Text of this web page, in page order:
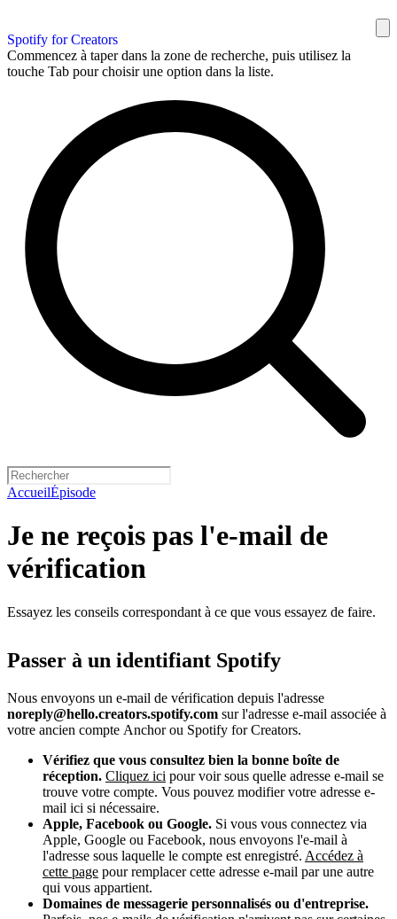
Spotify for Creators
Commencez à taper dans la zone de recherche, puis utilisez la
touche Tab pour choisir une option dans la liste.
AccueilÉpisode
Je ne reçois pas l'e-mail de
vérification
Essayez les conseils correspondant à ce que vous essayez de faire.
Passer à un identifiant Spotify
Nous envoyons un e-mail de vérification depuis l'adresse
noreply@hello.creators.spotify.com sur l'adresse e-mail associée à
votre ancien compte Anchor ou Spotify for Creators.
Vérifiez que vous consultez bien la bonne boîte de
réception. Cliquez ici pour voir sous quelle adresse e-mail se
trouve votre compte. Vous pouvez modifier votre adresse e-
mail ici si nécessaire.
Apple, Facebook ou Google. Si vous vous connectez via
Apple, Google ou Facebook, nous envoyons l'e-mail à
l'adresse sous laquelle le compte est enregistré. Accédez à
cette page pour remplacer cette adresse e-mail par une autre
qui vous appartient.
Domaines de messagerie personnalisés ou d'entreprise.